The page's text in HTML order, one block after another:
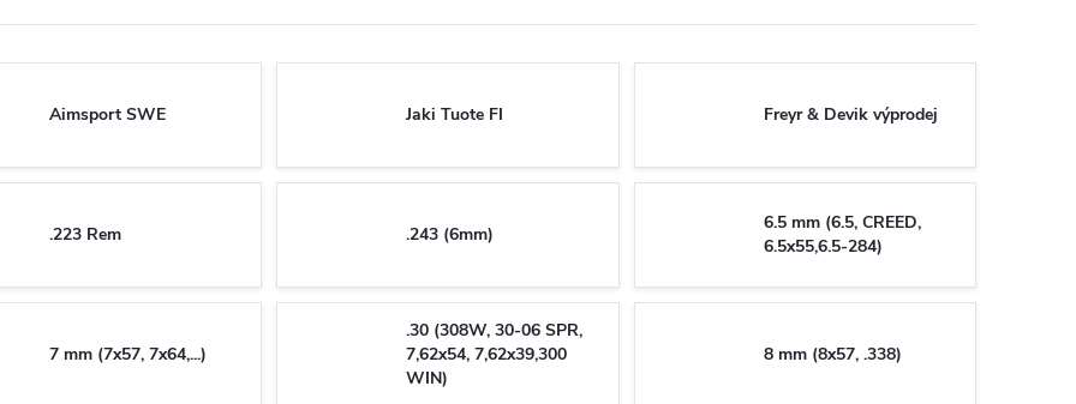
Aimsport SWE Jaki Tuote FI Freyr & Devik výprodej
.223 Rem .243 (6mm)
6.5 mm (6.5, CREED,
6.5x55,6.5-284)
7 mm (7x57, 7x64,...)
.30 (308W, 30-06 SPR,
7,62x54, 7,62x39,300
WIN)
8 mm (8x57, .338)